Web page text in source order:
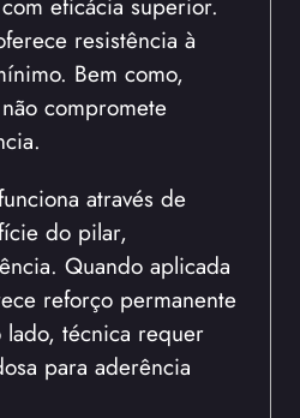
resistência à
Bem como,
compromete
através de
do pilar,
Quando aplicada
reforço permanente
técnica requer
para aderência